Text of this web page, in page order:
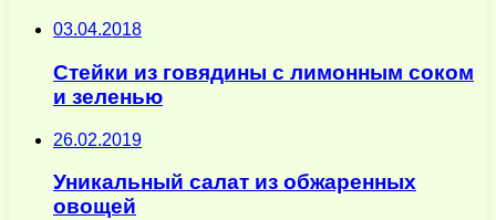
03.04.2018
Стейки из говядины с лимонным соком
и зеленью
26.02.2019
Уникальный салат из обжаренных
овощей